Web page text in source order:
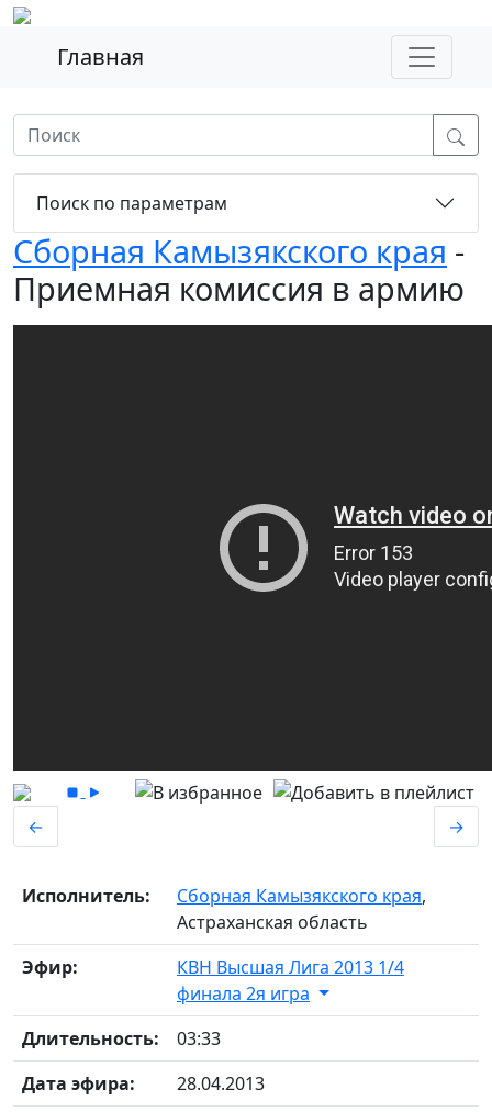
Главная
Поиск по параметрам
Сборная Камызякского края -
Приемная комиссия в армию
← →
Исполнитель: Сборная Камызякского края,
Астраханская область
Эфир:
КВН Высшая Лига 2013 1/4
финала 2я игра
Длительность:
03:33
Дата эфира:
28.04.2013